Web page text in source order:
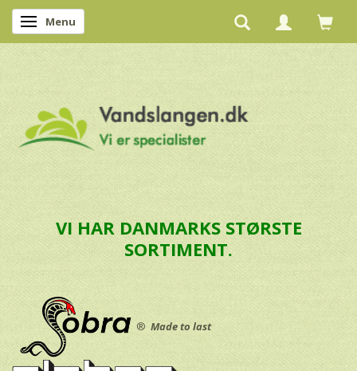
Skifte navigation
Menu
VI HAR DANMARKS STØRSTE
SORTIMENT.
® Made to last